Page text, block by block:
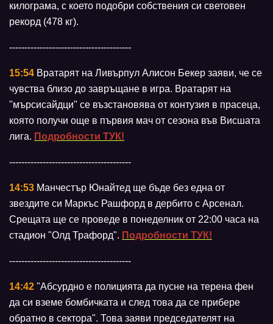
килограма, с което подобри собствения си световен
рекорд (478 кг).
----------------------------------------
15:54 Вратарят на Ливърпул Алисон Бекер заяви, че се
чувства близо до завръщане в игра. Вратарят на
"мърсисайдци" се възстановява от контузия в прасеца,
която получи още в първия мач от сезона във Висшата
лига. Подробности ТУК!
----------------------------------------
14:53 Mанчестър Юнайтед ще бъде без една от
звездите си Маркъс Рашфорд в дербито с Арсенал.
Срещата ще се проведе в понеделник от 22:00 часа на
стадион "Олд Трафорд". Подробности ТУК!
----------------------------------------
14:42 "Абсурдно е полицията да пусне на терена фен
да си вземе бомбичката и след това да се прибере
обратно в сектора". Това заяви председателят на